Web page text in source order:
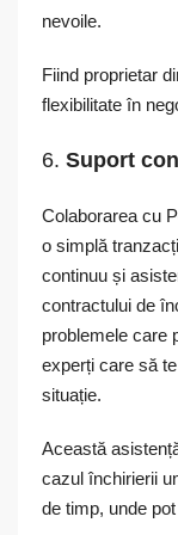
nevoile.
Fiind proprietar
flexibilitate în
6. Suport
Colaborarea cu
o simplă
continuu și
contractului de
problemele care
experți care să
situație.
Această
cazul închirierii
de timp, unde